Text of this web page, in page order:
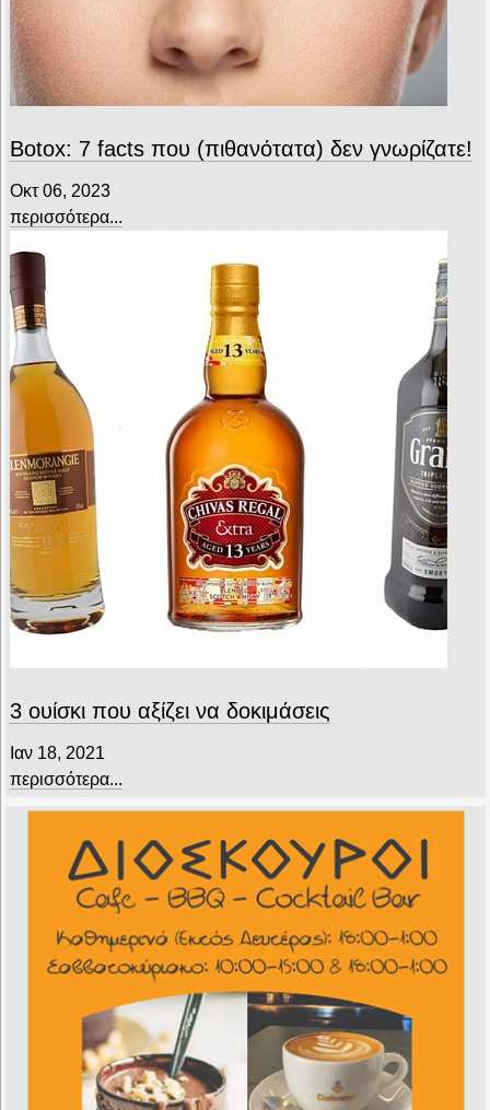
Botox: 7 facts που (πιθανότατα) δεν γνωρίζατε!
Οκτ 06, 2023
περισσότερα...
3 ουίσκι που αξίζει να δοκιμάσεις
Ιαν 18, 2021
περισσότερα...